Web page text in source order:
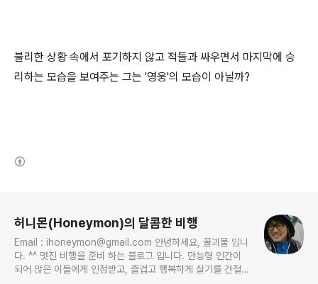
불리한 상황 속에서 포기하지 않고 적들과 싸우면서 마지막에 승
리하는 모습을 보여주는 그는 '영웅'의 모습이 아닐까?
허니몬(Honeymon)의 달콤한 비행
Email : ihoneymon@gmail.com 안녕하세요, 꿀괴물 입니
다. ^^ 멋진 비행을 준비 하는 블로그 입니다. 만능형 인간이
되어 많은 이들에게 인정받고, 즐겁고 행복하게 살기를 간절히